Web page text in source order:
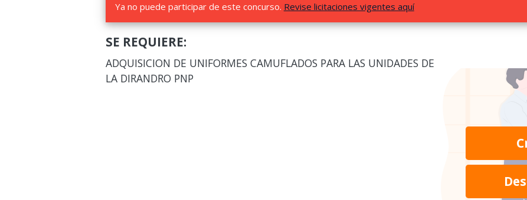
Ya no puede participar de este concurso. Revise licitaciones vigentes aquí
SE REQUIERE:
ADQUISICION DE UNIFORMES CAMUFLADOS PARA LAS UNIDADES DE
LA DIRANDRO PNP